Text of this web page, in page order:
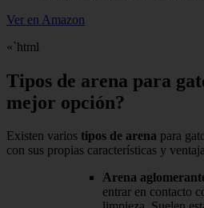
Ver en Amazon
«`html
Tipos de arena para
mejor opción?
Existen varios tipos de arena para
con sus propias características y
Arena
entrar en contacto